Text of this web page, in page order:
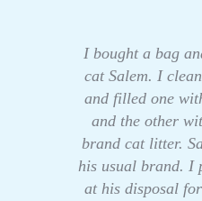
I bought a bag
cat Salem. I
and filled one
and the other
brand cat litter.
his usual brand. I
at his disposal